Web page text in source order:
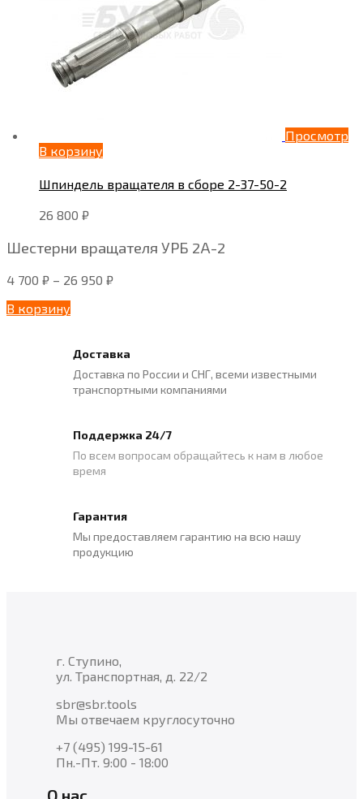
Просмотр
В корзину
Шпиндель вращателя в сборе 2-37-50-2
26 800 ₽
Шестерни вращателя УРБ 2А-2
4 700 ₽ – 26 950 ₽
В корзину
Доставка
Доставка по России и СНГ, всеми известными
транспортными компаниями
Поддержка 24/7
По всем вопросам обращайтесь к нам в любое
время
Гарантия
Мы предоставляем гарантию на всю нашу
продукцию
г. Ступино,
ул. Транспортная, д. 22/2
sbr@sbr.tools
Мы отвечаем круглосуточно
+7 (495) 199-15-61
Пн.-Пт. 9:00 - 18:00
О нас